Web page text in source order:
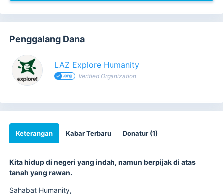
Penggalang Dana
LAZ Explore Humanity
Verified Organization
Keterangan Kabar Terbaru Donatur (1)
Kita hidup di negeri yang indah, namun berpijak di atas
tanah yang rawan.
Sahabat Humanity,